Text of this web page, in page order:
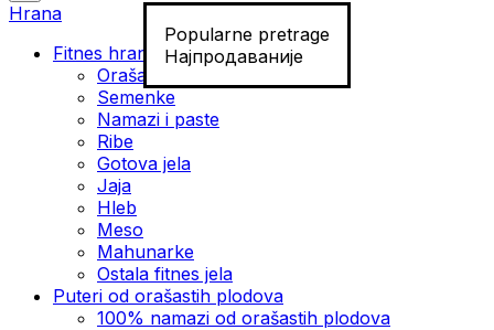
Popularne pretrage
Најпродаваније
Hrana
Fitnes hrana
Orašasti plodovi
Semenke
Namazi i paste
Ribe
Gotova jela
Јаја
Hleb
Meso
Mahunarke
Ostala fitnes jela
Puteri od orašastih plodova
100% namazi od orašastih plodova